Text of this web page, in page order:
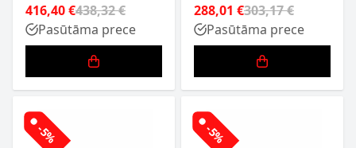
416,40 €438,32 €
Pasūtāma prece
288,01 €303,17 €
Pasūtāma prece
-5% -5%